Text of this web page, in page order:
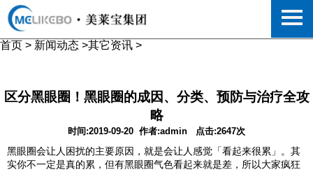
首页 > 新闻动态 >其它资讯 >
区分黑眼圈！黑眼圈的成因、分类、预防与治疗全攻
略
时间:2019-09-20 作者:admin
点击:2647次
黑眼圈会让人困扰的主要原因，就是会让人感觉「看起来很累」。其
实你不一定是真的累，但有黑眼圈气色看起来就是差，所以大家疯狂